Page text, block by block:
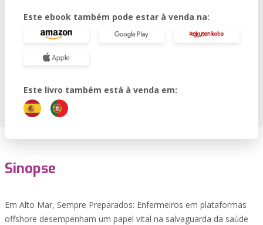
Este ebook também pode estar à venda na:
Este livro também está à venda em:
Sinopse
Em Alto Mar, Sempre Preparados: Enfermeiros em plataformas
offshore desempenham um papel vital na salvaguarda da saúde